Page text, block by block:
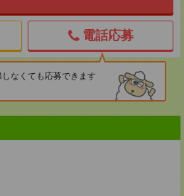
電話応募
なくても応募できます